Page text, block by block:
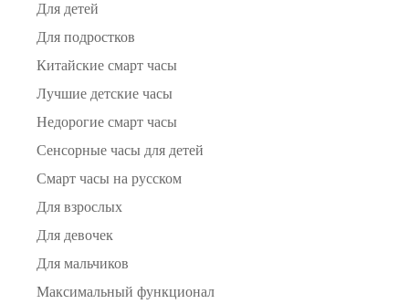
Для детей
Для подростков
Китайские смарт часы
Лучшие детские часы
Недорогие смарт часы
Сенсорные часы для детей
Смарт часы на русском
Для взрослых
Для девочек
Для мальчиков
Максимальный функционал